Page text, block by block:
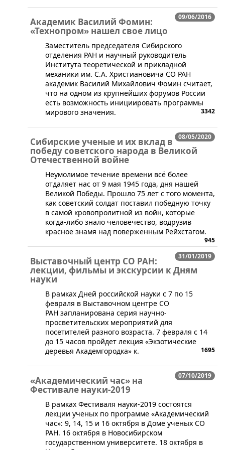
09/06/2016
Академик Василий Фомин:
«Технопром» нашел свое лицо
​Заместитель председателя Сибирского
отделения РАН и научный руководитель
Института теоретической и прикладной
механики им. С.А. Христиановича СО РАН
академик Василий Михайлович Фомин считает,
что на одном из крупнейших форумов России
есть возможность инициировать программы
мирового значения.
3342
08/05/2020
Сибирские ученые и их вклад в
победу советского народа в Великой
Отечественной войне
​​Неумолимое течение времени всё более
отдаляет нас от 9 мая 1945 года, дня нашей
Великой Победы. Прошло 75 лет с того момента,
как советский солдат поставил победную точку
в самой кровопролитной из войн, которые
когда-либо знало человечество, водрузив
красное знамя над поверженным Рейхстагом.
945
31/01/2019
Выставочный центр СО РАН:
лекции, фильмы и экскурсии к Дням
науки
​В рамках Дней российской науки с 7 по 15
февраля в Выставочном центре СО
РАН запланирована серия научно-
просветительских мероприятий для
посетителей разного возраста. 7 февраля с 14
до 15 часов пройдет лекция «Экзотические
деревья Академгородка» к.
1695
07/10/2019
«Академический час» на
Фестивале науки-2019
​В рамках Фестиваля науки-2019 состоятся
лекции ученых по программе «Академический
час»: 9, 14, 15 и 16 октября в Доме ученых СО
РАН. 16 октября в Новосибирском
государственном университете. 18 октября в